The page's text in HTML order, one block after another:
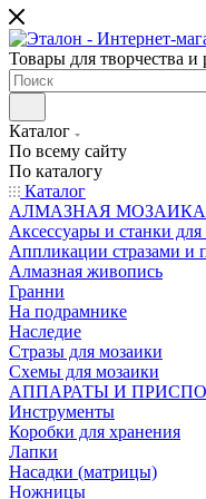
Товары для творчества и
Каталог
По всему сайту
По каталогу
Каталог
АЛМАЗНАЯ МОЗАИКА
Аксессуары и станки для
Аппликации стразами и
Алмазная живопись
Гранни
На подрамнике
Наследие
Стразы для мозаики
Схемы для мозаики
АППАРАТЫ И
Инструменты
Коробки для хранения
Лапки
Насадки (матрицы)
Ножницы